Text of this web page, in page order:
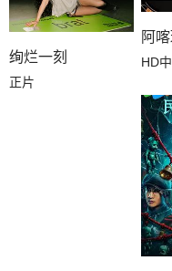
绚烂一刻
正片
阿
HD